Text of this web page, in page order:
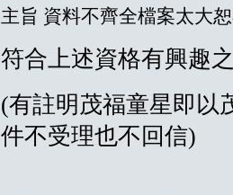
主旨 資料不齊全檔案太大
符合上述資格有興趣
(有註明茂福童星即以
件不受理也不回信)